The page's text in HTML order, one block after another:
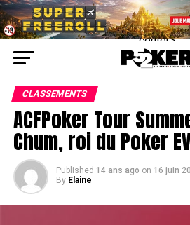
center>
CLASSEMENTS
ACFPoker Tour
Chum, roi du Poker
Published 14 ans ago on 16 juin
By Elaine